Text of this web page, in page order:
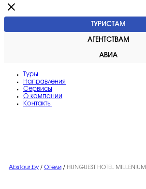
ТУРИСТАМ
АГЕНТСТВАМ
АВИА
Туры
Направления
Сервисы
O компании
Контакты
Abstour.by / Отели / HUNGUEST HOTEL MILLENIUM